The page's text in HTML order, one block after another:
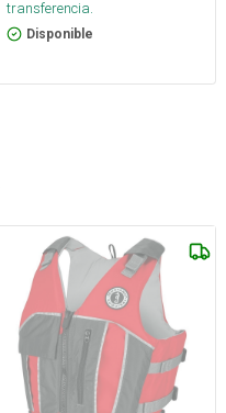
transferencia.
Disponible